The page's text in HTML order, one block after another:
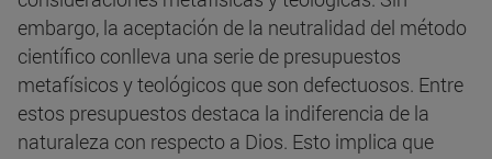
embargo, la aceptación de la neutralidad del método
científico conlleva una serie de presupuestos
metafísicos y teológicos que son defectuosos. Entre
estos presupuestos destaca la indiferencia de la
naturaleza con respecto a Dios. Esto implica que